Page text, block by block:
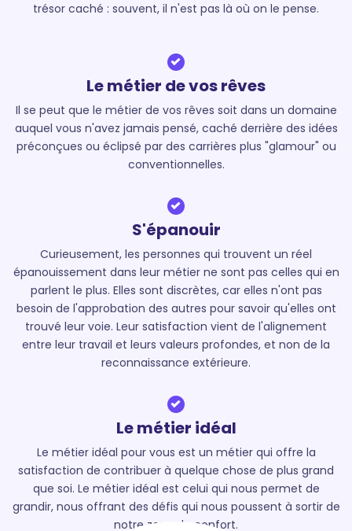
trésor caché : souvent, il n'est pas là où on le pense.
Le métier de vos rêves
Il se peut que le métier de vos rêves soit dans un domaine
auquel vous n'avez jamais pensé, caché derrière des idées
préconçues ou éclipsé par des carrières plus "glamour" ou
conventionnelles.
S'épanouir
Curieusement, les personnes qui trouvent un réel
épanouissement dans leur métier ne sont pas celles qui en
parlent le plus. Elles sont discrètes, car elles n'ont pas
besoin de l'approbation des autres pour savoir qu'elles ont
trouvé leur voie. Leur satisfaction vient de l'alignement
entre leur travail et leurs valeurs profondes, et non de la
reconnaissance extérieure.
Le métier idéal
Le métier idéal pour vous est un métier qui offre la
satisfaction de contribuer à quelque chose de plus grand
que soi. Le métier idéal est celui qui nous permet de
grandir, nous offrant des défis qui nous poussent à sortir de
notre zone de confort.